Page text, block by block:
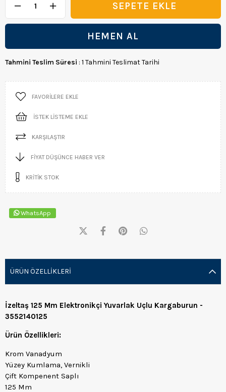
Tahmini Teslim Süresi : 1 Tahmini Teslimat Tarihi
FAVORILERE EKLE
İSTEK LISTEME EKLE
KARŞILAŞTIR
FIYAT DÜŞÜNCE HABER VER
KRITIK STOK
WhatsApp
ÜRÜN ÖZELLIKLERI
İzeltaş 125 Mm Elektronikçi Yuvarlak Uçlu Kargaburun -
3552140125
Ürün Özellikleri:
Krom Vanadyum
Yüzey Kumlama, Vernikli
Çift Kompenent Saplı
125 Mm